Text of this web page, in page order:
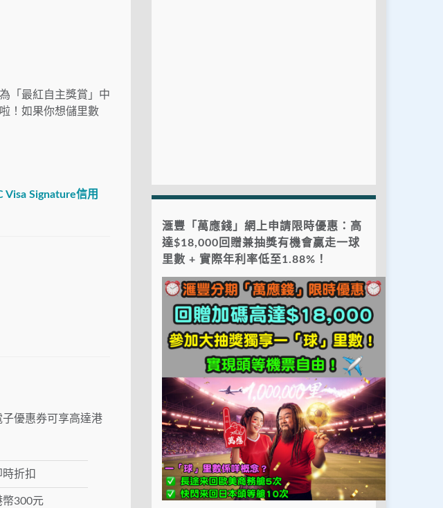
「最紅自主獎賞」中
！如果你想儲里數
Visa Signature信用
優惠券可享高達港
時折扣
幣300元
滙豐「萬應錢」網上申請限時優惠：高
達$18,000回贈兼抽獎有機會贏走一球
里數 + 實際年利率低至1.88%！